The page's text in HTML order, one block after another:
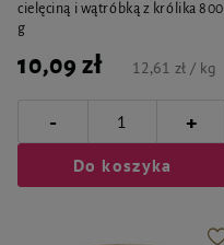
cielęciną i wątróbką z królika 800
g
10,09 zł 12,61 zł / kg
- +
Do koszyka